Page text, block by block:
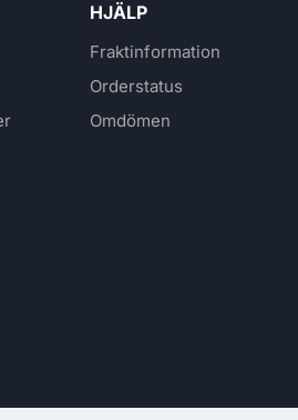
HJÄLP
Fraktinformation
Orderstatus
Omdömen